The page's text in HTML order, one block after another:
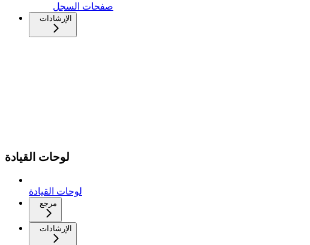
صفحات السجل
الإرشادات
لوحات القيادة
لوحات القيادة
مرجع
الإرشادات